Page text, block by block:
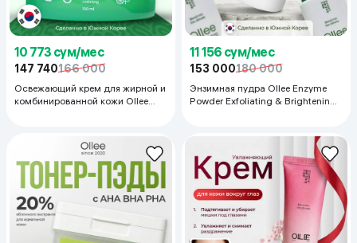
10 773 сум/мес
147 740166 000
Освежающий крем для жирной и
комбинированной кожи Ollee
11 156 сум/мес
153 000180 000
Энзимная пудра Ollee Enzyme
Powder Exfoliating & Brightening,